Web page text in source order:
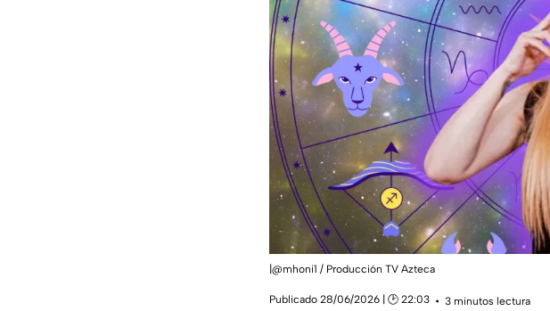
|@mhoni1 / Producción TV Azteca
Publicado 28/06/2026 | 🕑 22:03
3 minutos lectura